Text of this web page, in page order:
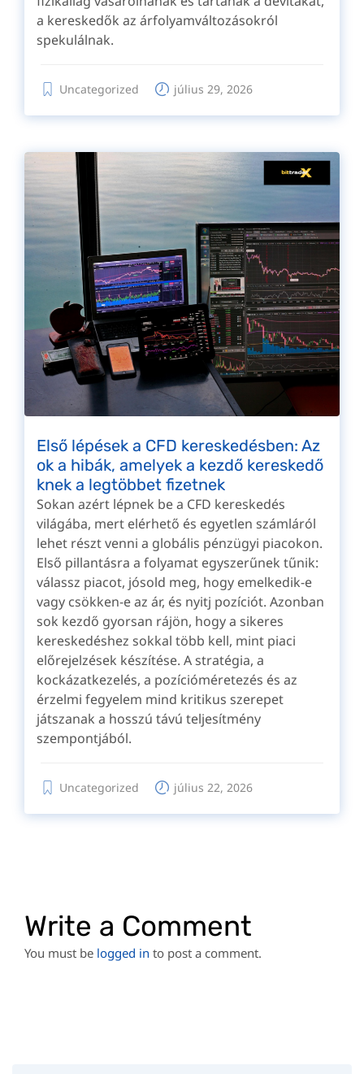
a kereskedők az árfolyamváltozásokról
spekulálnak.
Uncategorized július 29, 2026
Első lépések a CFD kereskedésben: Az
ok a hibák, amelyek a kezdő kereskedő
knek a legtöbbet fizetnek
Sokan azért lépnek be a CFD kereskedés
világába, mert elérhető és egyetlen számláról
lehet részt venni a globális pénzügyi piacokon.
Első pillantásra a folyamat egyszerűnek tűnik:
válassz piacot, jósold meg, hogy emelkedik-e
vagy csökken-e az ár, és nyitj pozíciót. Azonban
sok kezdő gyorsan rájön, hogy a sikeres
kereskedéshez sokkal több kell, mint piaci
előrejelzések készítése. A stratégia, a
kockázatkezelés, a pozícióméretezés és az
érzelmi fegyelem mind kritikus szerepet
játszanak a hosszú távú teljesítmény
szempontjából.
Uncategorized július 22, 2026
Write a Comment
You must be logged in to post a comment.